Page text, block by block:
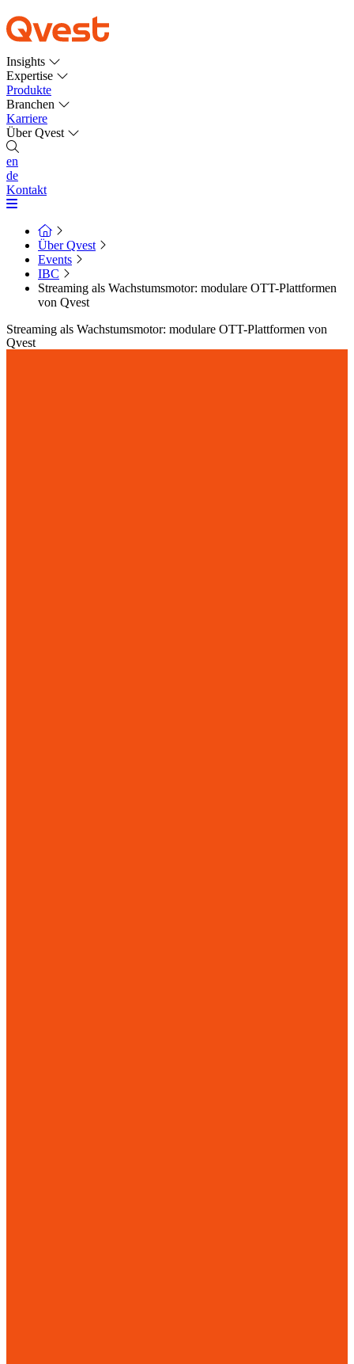
Insights
Expertise
Produkte
Branchen
Karriere
Über Qvest
en
de
Kontakt
Über Qvest
Events
IBC
Streaming als Wachstumsmotor: modulare OTT-Plattformen
von Qvest
Streaming als Wachstumsmotor: modulare OTT-Plattformen von
Qvest